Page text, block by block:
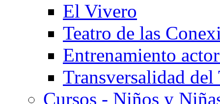
El Vivero
Teatro de las
Entrenamiento
Transversalidad del
Cursos - Niños y